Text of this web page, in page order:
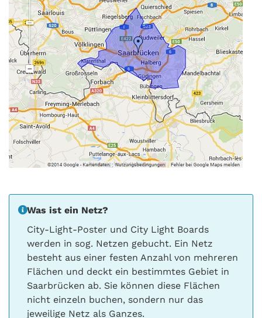
Was ist ein Netz?
City-Light-Poster und City Light Boards
werden in sog. Netzen gebucht. Ein Netz
besteht aus einer festen Anzahl von mehreren
Flächen und deckt ein bestimmtes Gebiet in
Saarbrücken ab. Sie können diese Flächen
nicht einzeln buchen, sondern nur das
jeweilige Netz als Ganzes.